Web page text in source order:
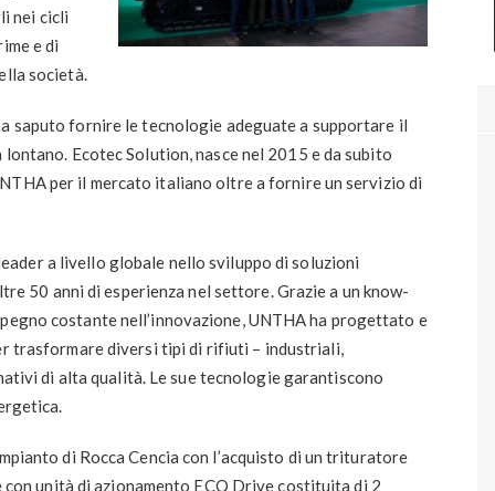
nei cicli
e di
società.
saputo fornire le tecnologie adeguate a supportare il
Ecotec Solution, nasce nel 2015 e da subito
per il mercato italiano oltre a fornire un servizio di
a livello globale nello sviluppo di soluzioni
50 anni di esperienza nel settore. Grazie a un know-
costante nell’innovazione, UNTHA ha progettato e
trasformare diversi tipi di rifiuti – industriali,
di alta qualità. Le sue tecnologie garantiscono
di Rocca Cencia con l’acquisto di un trituratore
unità di azionamento ECO Drive costituita di 2